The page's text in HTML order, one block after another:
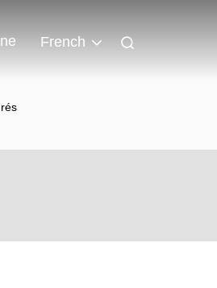
French